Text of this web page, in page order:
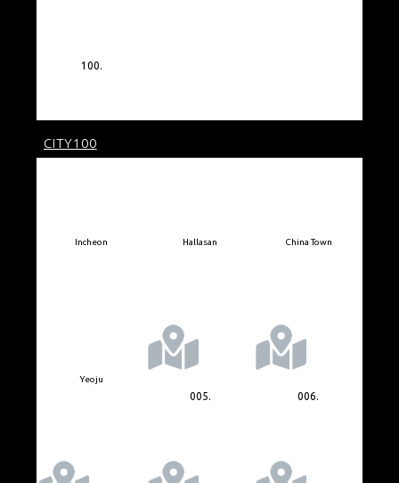
100.
CITY100
Incheon Hallasan China Town
Yeoju
005. 006.